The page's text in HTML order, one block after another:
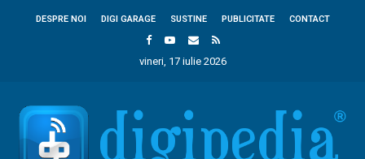
DESPRE NOI DIGI GARAGE SUSTINE PUBLICITATE CONTACT
vineri, 17 iulie 2026